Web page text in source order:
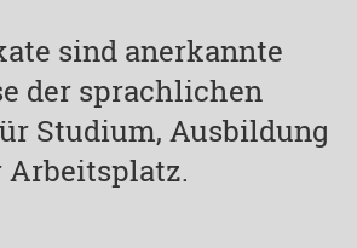
sind anerkannte
der sprachlichen
Studium, Ausbildung
Arbeitsplatz.